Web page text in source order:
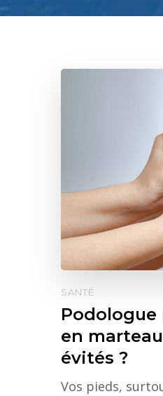
SANTÉ
Podologue
en
évités ?
Vos pieds,